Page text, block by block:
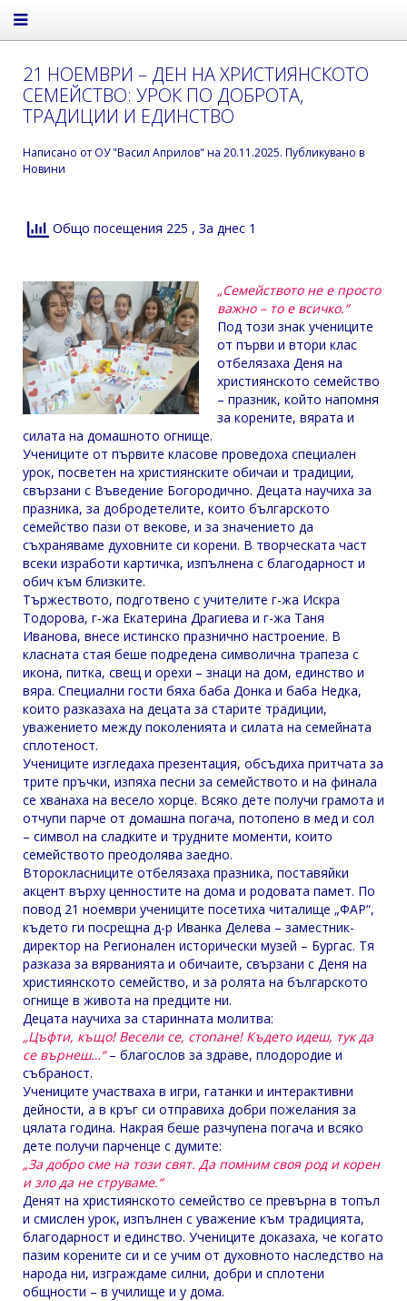
21 НОЕМВРИ – ДЕН НА ХРИСТИЯНСКОТО
СЕМЕЙСТВО: УРОК ПО ДОБРОТА,
ТРАДИЦИИ И ЕДИНСТВО
Написано от ОУ "Васил Априлов" на 20.11.2025. Публикувано в
Новини
Общо посещения 225 , За днес 1
„Семейството не е просто
важно – то е всичко.“
Под този знак учениците
от първи и втори клас
отбелязаха Деня на
християнското семейство
– празник, който напомня
за корените, вярата и
силата на домашното огнище.
Учениците от първите класове проведоха специален
урок, посветен на християнските обичаи и традиции,
свързани с Въведение Богородично. Децата научиха за
празника, за добродетелите, които българското
семейство пази от векове, и за значението да
съхраняваме духовните си корени. В творческата част
всеки изработи картичка, изпълнена с благодарност и
обич към близките.
Тържеството, подготвено с учителите г-жа Искра
Тодорова, г-жа Екатерина Драгиева и г-жа Таня
Иванова, внесе истинско празнично настроение. В
класната стая беше подредена символична трапеза с
икона, питка, свещ и орехи – знаци на дом, единство и
вяра. Специални гости бяха баба Донка и баба Недка,
които разказаха на децата за старите традиции,
уважението между поколенията и силата на семейната
сплотеност.
Учениците изгледаха презентация, обсъдиха притчата за
трите пръчки, изпяха песни за семейството и на финала
се хванаха на весело хорце. Всяко дете получи грамота и
отчупи парче от домашна погача, потопено в мед и сол
– символ на сладките и трудните моменти, които
семейството преодолява заедно.
Второкласниците отбелязаха празника, поставяйки
акцент върху ценностите на дома и родовата памет. По
повод 21 ноември учениците посетиха читалище „ФАР“,
където ги посрещна д-р Иванка Делева – заместник-
директор на Регионален исторически музей – Бургас. Тя
разказа за вярванията и обичаите, свързани с Деня на
християнското семейство, и за ролята на българското
огнище в живота на предците ни.
Децата научиха за старинната молитва:
„Цъфти, къщо! Весели се, стопане! Където идеш, тук да
се върнеш…“– благослов за здраве, плодородие и
събраност.
Учениците участваха в игри, гатанки и интерактивни
дейности, а в кръг си отправиха добри пожелания за
цялата година. Накрая беше разчупена погача и всяко
дете получи парченце с думите:
„За добро сме на този свят. Да помним своя род и корен
и зло да не струваме.“
Денят на християнското семейство се превърна в топъл
и смислен урок, изпълнен с уважение към традицията,
благодарност и единство. Учениците доказаха, че когато
пазим корените си и се учим от духовното наследство на
народа ни, изграждаме силни, добри и сплотени
общности – в училище и у дома.